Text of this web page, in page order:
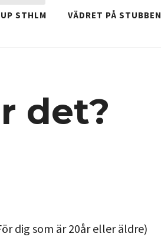
STHLM VÄDRET PÅ STUBBEN
det?
dig som är 20år eller äldre)